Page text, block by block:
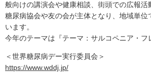
般向けの講演会や健康相談、街頭での広報活
糖尿病協会や友の会が主体となり、地域単位
います。
今年のテーマは『テーマ：サルコペニア・フ
＜世界糖尿病デー実行委員会＞
https://www.wddj.jp/